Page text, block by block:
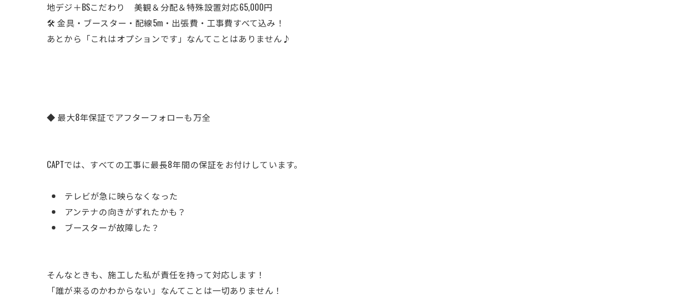
地デジ＋BSこだわり
美観＆分配＆特殊設置対応65,000円
🛠 金具・ブースター・配線5m・出張費・工事費すべて込み！
あとから「これはオプションです」なんてことはありません♪
◆ 最大8年保証でアフターフォローも万全
CAPTでは、すべての工事に最長8年間の保証をお付けしています。
テレビが急に映らなくなった
アンテナの向きがずれたかも？
ブースターが故障した？
そんなときも、施工した私が責任を持って対応します！
「誰が来るのかわからない」なんてことは一切ありません！